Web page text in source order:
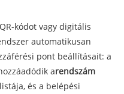
kódot vagy digitális
automatikusan
pont beállításait: a
arendszám
és a belépési